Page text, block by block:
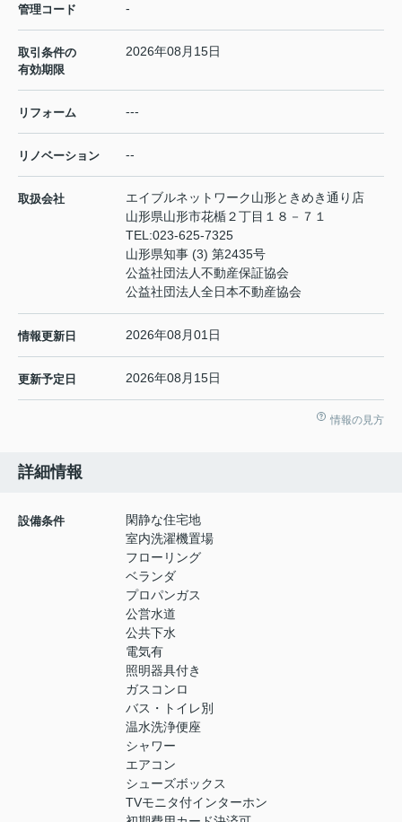
管理コード -
取引条件の
有効期限
2026年08月15日
リフォーム ---
リノベーション --
取扱会社
エイブルネットワーク山形ときめき通り店
山形県山形市花楯２丁目１８－７１
TEL:023-625-7325
山形県知事 (3) 第2435号
公益社団法人不動産保証協会
公益社団法人全日本不動産協会
情報更新日 2026年08月01日
更新予定日 2026年08月15日
情報の見方
詳細情報
設備条件
閑静な住宅地
室内洗濯機置場
フローリング
ベランダ
プロパンガス
公営水道
公共下水
電気有
照明器具付き
ガスコンロ
バス・トイレ別
温水洗浄便座
シャワー
エアコン
シューズボックス
TVモニタ付インターホン